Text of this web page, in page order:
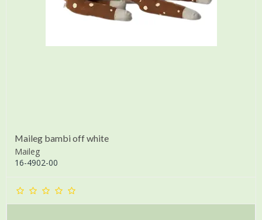
Maileg bambi off white
Maileg
16-4902-00